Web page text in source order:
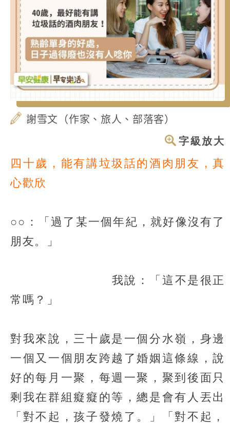
謝雪文（作家、旅人、部落客）
字級放大
四十歲，能有講垃圾話的酒肉朋友，真
心歡欣
○○：「過了某一個年紀，就好像沒有了
朋友。」
我說：「這不是很正
常嗎？」
對我來說，三十歲是一個分水嶺，身邊
一個又一個朋友跨越了婚姻這條線，說
好的每月一聚，每週一聚，聚到後面只
剩我在群組癡癡的等，總是會有人丟出
「對不起，孩子發燒了。」「對不起，